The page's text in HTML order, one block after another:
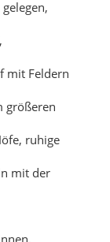
mit Feldern
größeren
ruhige
mit der